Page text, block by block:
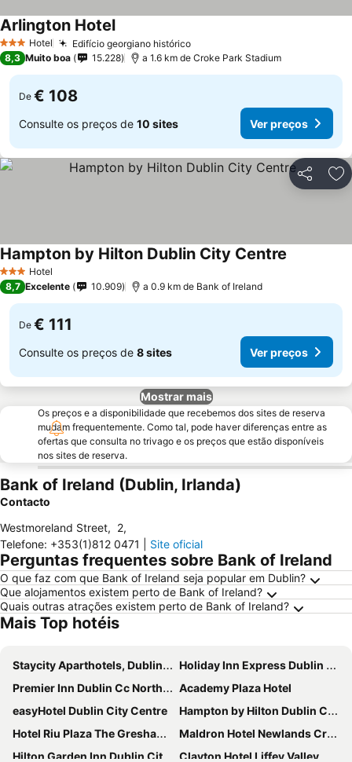
3 EstrelasHotel Edifício georgiano histórico
Arlington Hotel
8,3 Muito boa 15.228 a 1.6 km de Croke Park Stadium
De € 108
Consulte os preços de 10 sites Ver preços
Partilhar
3 EstrelasHotel
Hampton by Hilton Dublin City Centre
8,7 Excelente 10.909 a 0.9 km de Bank of Ireland
De € 111
Consulte os preços de 8 sites Ver preços
Mostrar mais
Os preços e a disponibilidade que recebemos dos sites de reserva
mudam frequentemente. Como tal, pode haver diferenças entre as
ofertas que consulta no trivago e os preços que estão disponíveis
nos sites de reserva.
Bank of Ireland (Dublin, Irlanda)
Contacto
Westmoreland Street, 2,
Telefone: +353(1)812 0471 Site oficial
Perguntas frequentes sobre Bank of Ireland
O que faz com que Bank of Ireland seja popular em Dublin?
Que alojamentos existem perto de Bank of Ireland?
Quais outras atrações existem perto de Bank of Ireland?
Mais Top hotéis
Staycity Aparthotels, Dublin, City Centre
Holiday Inn Express Dublin City Centre By Ihg
Premier Inn Dublin Cc North Docklands
Academy Plaza Hotel
easyHotel Dublin City Centre
Hampton by Hilton Dublin City Centre
Hotel Riu Plaza The Gresham Dublin
Maldron Hotel Newlands Cross
Hilton Garden Inn Dublin City Centre
Clayton Hotel Liffey Valley